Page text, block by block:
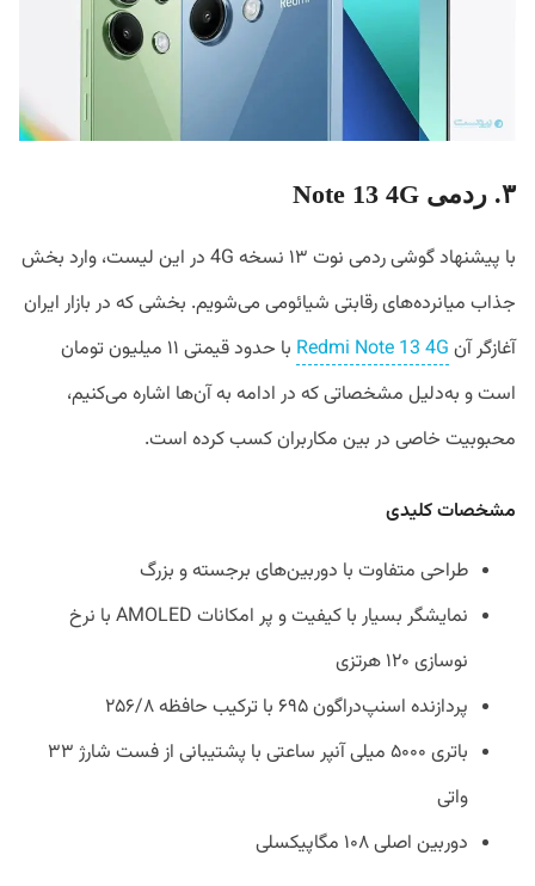
۳. ردمی Note 13 4G
با پیشنهاد گوشی ردمی نوت ۱۳ نسخه 4G در این لیست، وارد بخش
جذاب میانرده‌های رقابتی شیائومی می‌شویم. بخشی که در بازار ایران
آغازگر آن Redmi Note 13 4G
با حدود قیمتی ۱۱ میلیون تومان
است و به‌دلیل مشخصاتی که در ادامه به آن‌ها اشاره می‌کنیم،
محبوبیت خاصی در بین مکاربران کسب کرده است.
مشخصات کلیدی
طراحی متفاوت با دوربین‌های برجسته و بزرگ
نمایشگر بسیار با کیفیت و پر امکانات AMOLED با نرخ
نوسازی ۱۲۰ هرتزی
پردازنده اسنپ‌دراگون ۶۹۵ با ترکیب حافظه ۲۵۶/۸
باتری ۵۰۰۰ میلی آنپر ساعتی با پشتیبانی از فست شارژ ۳۳
واتی
دوربین اصلی ۱۰۸ مگاپیکسلی